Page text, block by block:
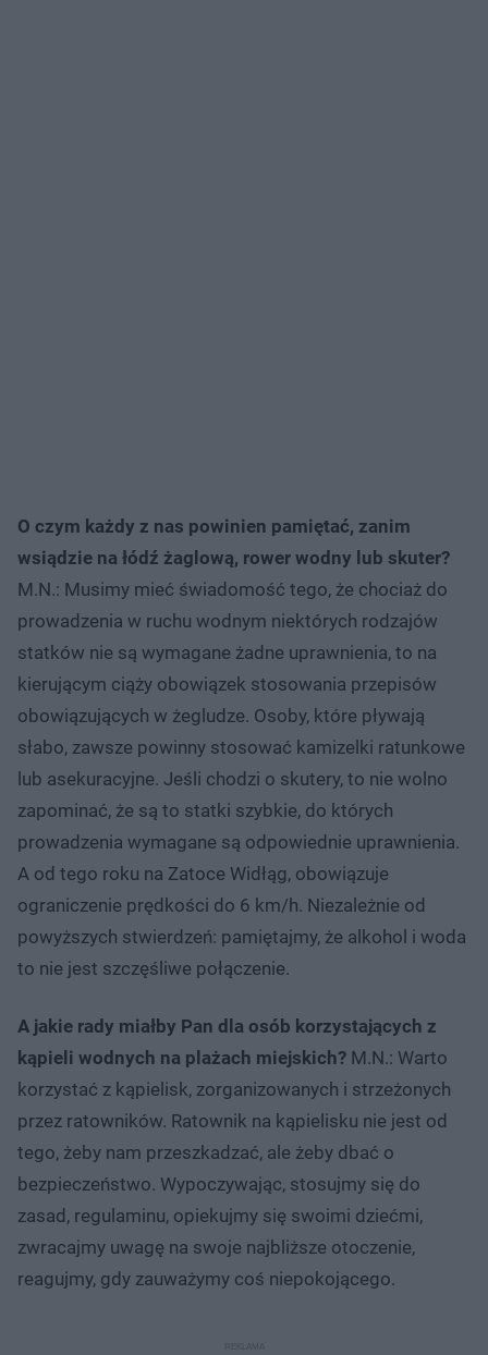
O czym każdy z nas powinien pamiętać, zanim
wsiądzie na łódź żaglową, rower wodny lub skuter?
M.N.: Musimy mieć świadomość tego, że chociaż do
prowadzenia w ruchu wodnym niektórych rodzajów
statków nie są wymagane żadne uprawnienia, to na
kierującym ciąży obowiązek stosowania przepisów
obowiązujących w żegludze. Osoby, które pływają
słabo, zawsze powinny stosować kamizelki ratunkowe
lub asekuracyjne. Jeśli chodzi o skutery, to nie wolno
zapominać, że są to statki szybkie, do których
prowadzenia wymagane są odpowiednie uprawnienia.
A od tego roku na Zatoce Widłąg, obowiązuje
ograniczenie prędkości do 6 km/h. Niezależnie od
powyższych stwierdzeń: pamiętajmy, że alkohol i woda
to nie jest szczęśliwe połączenie.
A jakie rady miałby Pan dla osób korzystających z
kąpieli wodnych na plażach miejskich? M.N.: Warto
korzystać z kąpielisk, zorganizowanych i strzeżonych
przez ratowników. Ratownik na kąpielisku nie jest od
tego, żeby nam przeszkadzać, ale żeby dbać o
bezpieczeństwo. Wypoczywając, stosujmy się do
zasad, regulaminu, opiekujmy się swoimi dziećmi,
zwracajmy uwagę na swoje najbliższe otoczenie,
reagujmy, gdy zauważymy coś niepokojącego.